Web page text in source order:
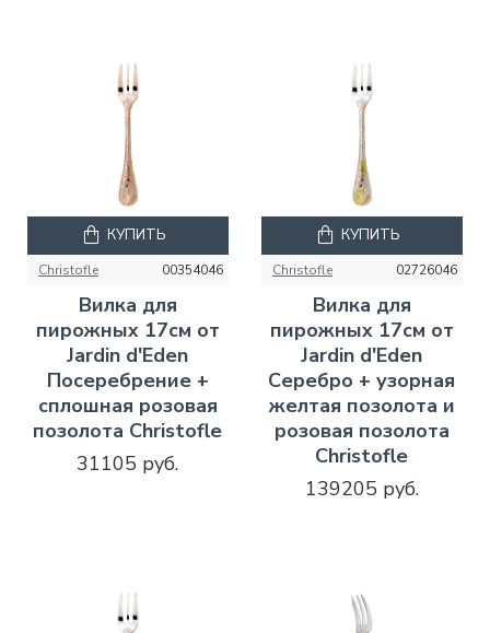
Christofle 00354046
Вилка для
пирожных 17см от
Jardin d'Eden
Посеребрение +
сплошная розовая
позолота Christofle
31105 руб.
КУПИТЬ
Christofle 02726046
Вилка для
пирожных 17см от
Jardin d'Eden
Серебро + узорная
желтая позолота и
розовая позолота
Christofle
139205 руб.
КУПИТЬ